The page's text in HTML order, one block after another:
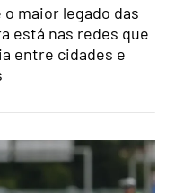
maior legado das
está nas redes que
entre cidades e